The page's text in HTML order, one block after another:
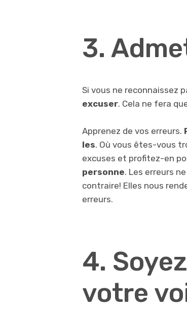
3.
Si vous ne reconnaissez
excuser. Cela ne fera
Apprenez de vos erreurs.
les. Où vous êtes-vous
excuses et profitez-en
personne. Les erreurs
contraire! Elles nous
erreurs.
4.
votre